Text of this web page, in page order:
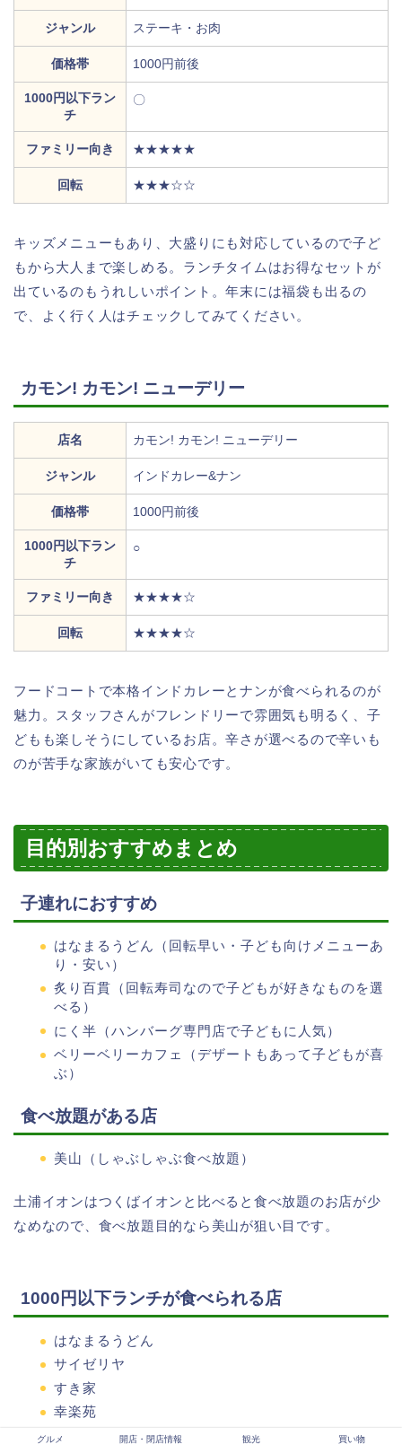
ジャンル ステーキ・お肉
価格帯 1000円前後
1000円以下ラン
チ
〇
ファミリー向き ★★★★★
回転 ★★★☆☆
キッズメニューもあり、大盛りにも対応しているので子ど
もから大人まで楽しめる。ランチタイムはお得なセットが
出ているのもうれしいポイント。年末には福袋も出るの
で、よく行く人はチェックしてみてください。
カモン! カモン! ニューデリー
店名 カモン! カモン! ニューデリー
ジャンル インドカレー&ナン
価格帯 1000円前後
1000円以下ラン
チ
○
ファミリー向き ★★★★☆
回転 ★★★★☆
フードコートで本格インドカレーとナンが食べられるのが
魅力。スタッフさんがフレンドリーで雰囲気も明るく、子
どもも楽しそうにしているお店。辛さが選べるので辛いも
のが苦手な家族がいても安心です。
目的別おすすめまとめ
子連れにおすすめ
はなまるうどん（回転早い・子ども向けメニューあ
り・安い）
炙り百貫（回転寿司なので子どもが好きなものを選
べる）
にく半（ハンバーグ専門店で子どもに人気）
ベリーベリーカフェ（デザートもあって子どもが喜
ぶ）
食べ放題がある店
美山（しゃぶしゃぶ食べ放題）
土浦イオンはつくばイオンと比べると食べ放題のお店が少
なめなので、食べ放題目的なら美山が狙い目です。
1000円以下ランチが食べられる店
はなまるうどん
サイゼリヤ
すき家
幸楽苑
フードコート各店
グルメ 開店・閉店情報 観光 買い物